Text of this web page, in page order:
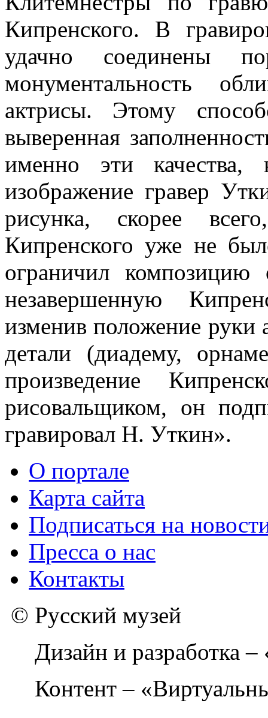
Кипренского. В
удачно соединены
монументальность
актрисы. Этому
выверенная
именно эти
изображение гравер
рисунка, скорее
Кипренского уже не
ограничил
незавершенную
изменив положение руки
детали (диадему,
произведение
рисовальщиком, он
гравировал Н. Уткин».
О портале
Карта сайта
Подписаться на
Пресса о нас
Контакты
© Русский музей
Дизайн и разработка
Контент –